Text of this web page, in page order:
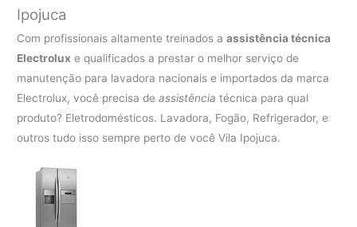
Ipojuca
Com profissionais altamente treinados aassistência técnica
Electrolux e qualificados a prestar o melhor serviço de
manutenção para lavadora nacionais e importados da marca
Electrolux, você precisa deassistência técnica para qual
produto? Eletrodomésticos. Lavadora, Fogão, Refrigerador, e
outros tudo isso sempre perto de você Vila Ipojuca.